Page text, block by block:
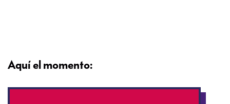
Aquí el momento: